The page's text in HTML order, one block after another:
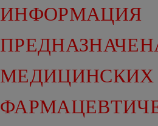
ИНФОРМАЦИЯ
МЕДИЦИНСКИХ